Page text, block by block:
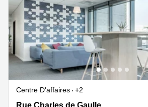
Centre D'affaires
+2
5 Rue Charles de Gaulle,6éme étage,